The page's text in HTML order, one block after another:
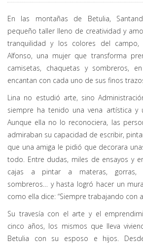
En las montañas de Betulia,
pequeño taller lleno de creatividad y
tranquilidad y los colores del campo,
Alfonso, una mujer que transforma
camisetas, chaquetas y sombreros,
encantan con cada uno de sus finos
Lina no estudió arte, sino
siempre ha tenido una vena artística y
Aunque ella no lo reconociera, las
admiraban su capacidad de escribir,
que una amiga le pidió que decorara
todo. Entre dudas, miles de ensayos y
cajas a pintar a materas, gorras,
sombreros… y hasta logró hacer un
como ella dice: “Siempre trabajando con
Su travesía con el arte y el
cinco años, los mismos que lleva
Betulia con su esposo e hijos.